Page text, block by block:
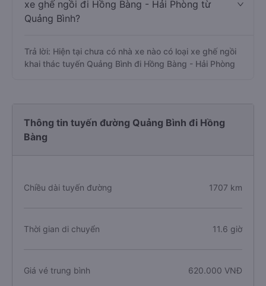
xe ghế ngồi đi Hồng Bàng - Hải Phòng từ
Quảng Bình?
Trả lời: Hiện tại chưa có nhà xe nào có loại xe ghế ngồi
khai thác tuyến Quảng Bình đi Hồng Bàng - Hải Phòng
Thông tin tuyến đường Quảng Bình đi Hồng
Bàng
Chiều dài tuyến đường 1707 km
Thời gian di chuyển 11.6 giờ
Giá vé trung bình 620.000 VNĐ